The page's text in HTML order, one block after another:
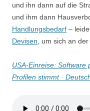
und ihn dann auf die
und ihm dann
Handlungsbedarf –
Devisen , um sich an
USA-Einreise: Software
Profilen stimmt ·